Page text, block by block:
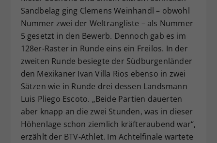
Sandbelag ging Clemens Weinhandl – obwohl
Nummer zwei der Weltrangliste – als Nummer
5 gesetzt in den Bewerb. Dennoch gab es im
128er-Raster in Runde eins ein Freilos. In der
zweiten Runde besiegte der Südburgenländer
den Mexikaner Ivan Villa Rios ebenso in zwei
Sätzen wie in Runde drei dessen Landsmann
Luis Pliego Escoto. „Beide Partien dauerten
aber knapp an die zwei Stunden, was in dieser
Höhenlage schon ziemlich kräfteraubend war“,
erzählt der BTV-Athlet. Im Achtelfinale wartete
Zweck
Dieser Wert speichert Ihre Consent-
Einstellungen. Unter anderem eine
zufällig generierte ID, für die
historische Speicherung Ihrer
vorgenommen Einstellungen, falls der
Webseiten-Betreiber dies eingestellt
hat.